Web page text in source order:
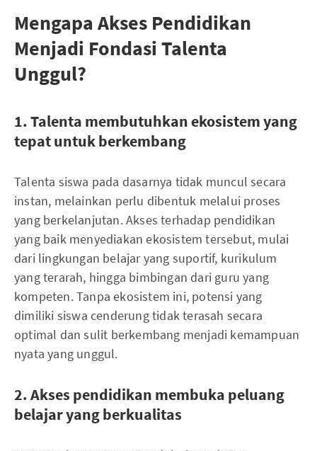
Mengapa Akses Pendidikan
Menjadi Fondasi Talenta
Unggul?
1. Talenta membutuhkan ekosistem yang
tepat untuk berkembang
Talenta siswa pada dasarnya tidak muncul secara
instan, melainkan perlu dibentuk melalui proses
yang berkelanjutan. Akses terhadap pendidikan
yang baik menyediakan ekosistem tersebut, mulai
dari lingkungan belajar yang suportif, kurikulum
yang terarah, hingga bimbingan dari guru yang
kompeten. Tanpa ekosistem ini, potensi yang
dimiliki siswa cenderung tidak terasah secara
optimal dan sulit berkembang menjadi kemampuan
nyata yang unggul.
2. Akses pendidikan membuka peluang
belajar yang berkualitas